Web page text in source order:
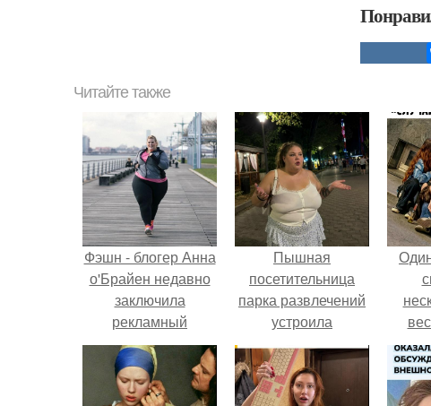
Читайте также
Фэшн - блогер Анна
о'Брайен недавно
заключила
рекламный
контракт с
производителем
спортивной одежды
Пышная
посетительница
парка развлечений
устроила
обсуждение в
соцсетях после
неожиданного